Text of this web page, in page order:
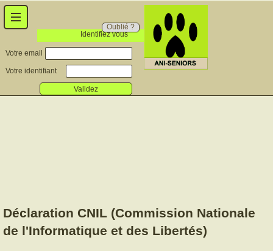
Identifiez vous
Oublié ?
Votre email
Votre identifiant
Validez
Déclaration CNIL (Commission Nationale
de l'Informatique et des Libertés)